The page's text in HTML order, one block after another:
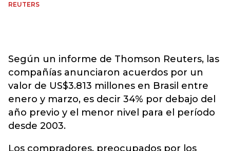
REUTERS
Según un informe de Thomson Reuters, las
compañías anunciaron acuerdos por un
valor de US$3.813 millones en Brasil entre
enero y marzo, es decir 34% por debajo del
año previo y el menor nivel para el período
desde 2003.
Los compradores, preocupados por los